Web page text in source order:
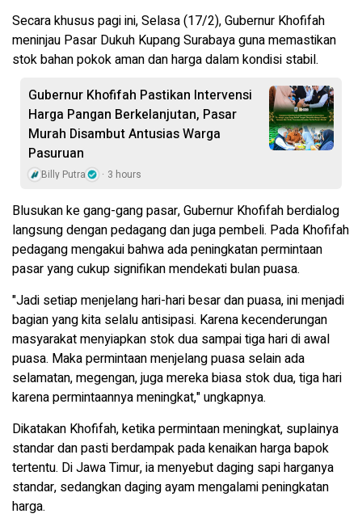
Secara khusus pagi ini, Selasa (17/2), Gubernur Khofifah
meninjau Pasar Dukuh Kupang Surabaya guna memastikan
stok bahan pokok aman dan harga dalam kondisi stabil.
Gubernur Khofifah Pastikan Intervensi
Harga Pangan Berkelanjutan, Pasar
Murah Disambut Antusias Warga
Pasuruan
Billy Putra 3 hours
Blusukan ke gang-gang pasar, Gubernur Khofifah berdialog
langsung dengan pedagang dan juga pembeli. Pada Khofifah
pedagang mengakui bahwa ada peningkatan permintaan
pasar yang cukup signifikan mendekati bulan puasa.
"Jadi setiap menjelang hari-hari besar dan puasa, ini menjadi
bagian yang kita selalu antisipasi. Karena kecenderungan
masyarakat menyiapkan stok dua sampai tiga hari di awal
puasa. Maka permintaan menjelang puasa selain ada
selamatan, megengan, juga mereka biasa stok dua, tiga hari
karena permintaannya meningkat," ungkapnya.
Dikatakan Khofifah, ketika permintaan meningkat, suplainya
standar dan pasti berdampak pada kenaikan harga bapok
tertentu. Di Jawa Timur, ia menyebut daging sapi harganya
standar, sedangkan daging ayam mengalami peningkatan
harga.